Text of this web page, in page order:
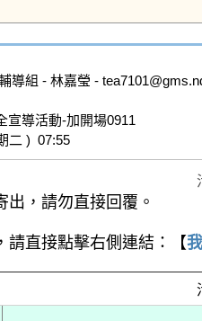
導組 - 林嘉瑩 -
宣導活動-加開場0911
日期： 2025-09-09  ( 星期二 )  07:55
，請勿直接回覆。
直接點擊右側連結：【